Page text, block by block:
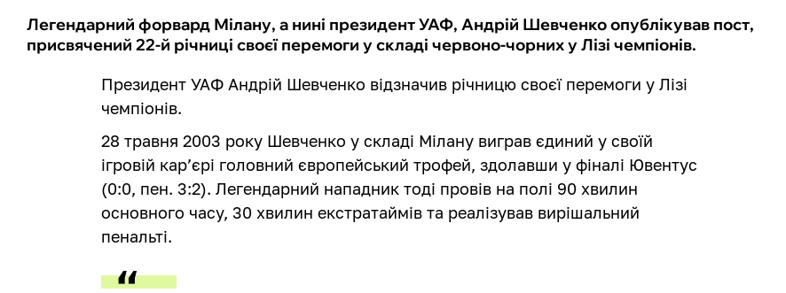
Легендарний форвард Мілану, а нині президент УАФ, Андрій Шевченко опублікував пост,
присвячений 22-й річниці своєї перемоги у складі червоно-чорних у Лізі чемпіонів.
Президент УАФ Андрій Шевченко відзначив річницю своєї перемоги у Лізі
чемпіонів.
28 травня 2003 року Шевченко у складі Мілану виграв єдиний у своїй
ігровій кар’єрі головний європейський трофей, здолавши у фіналі Ювентус
(0:0, пен. 3:2). Легендарний нападник тоді провів на полі 90 хвилин
основного часу, 30 хвилин екстратаймів та реалізував вирішальний
пенальті.